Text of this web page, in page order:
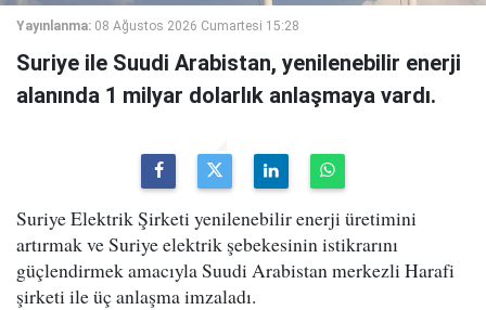
Yayınlanma: 08 Ağustos 2026 Cumartesi 15:28
Suriye ile Suudi Arabistan, yenilenebilir enerji
alanında 1 milyar dolarlık anlaşmaya vardı.
Suriye Elektrik Şirketi yenilenebilir enerji üretimini
artırmak ve Suriye elektrik şebekesinin istikrarını
güçlendirmek amacıyla Suudi Arabistan merkezli Harafi
şirketi ile üç anlaşma imzaladı.